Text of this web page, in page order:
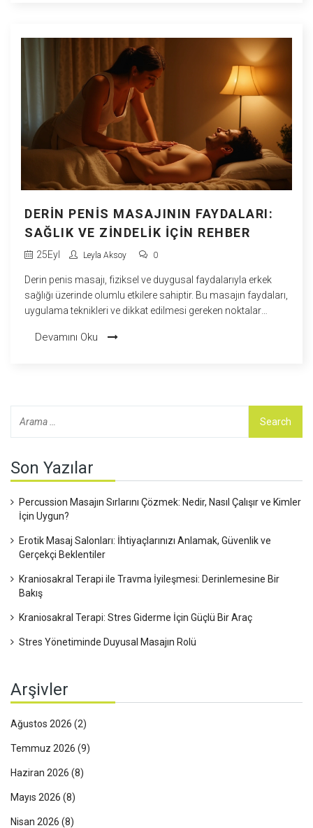
DERIN PENIS MASAJININ FAYDALARI:
SAĞLIK VE ZINDELIK İÇIN REHBER
25Eyl Leyla Aksoy 0
Derin penis masajı, fiziksel ve duygusal faydalarıyla erkek
sağlığı üzerinde olumlu etkilere sahiptir. Bu masajın faydaları,
uygulama teknikleri ve dikkat edilmesi gereken noktalar
hem de zihinsel arınma sağlayan bu teknik, partnerle
Devamını Oku
Son Yazılar
Percussion Masajın Sırlarını Çözmek: Nedir, Nasıl Çalışır ve Kimler
İçin Uygun?
Erotik Masaj Salonları: İhtiyaçlarınızı Anlamak, Güvenlik ve
Gerçekçi Beklentiler
Kraniosakral Terapi ile Travma İyileşmesi: Derinlemesine Bir
Bakış
Kraniosakral Terapi: Stres Giderme İçin Güçlü Bir Araç
Stres Yönetiminde Duyusal Masajın Rolü
Arşivler
Ağustos 2026 (2)
Temmuz 2026 (9)
Haziran 2026 (8)
Mayıs 2026 (8)
Nisan 2026 (8)